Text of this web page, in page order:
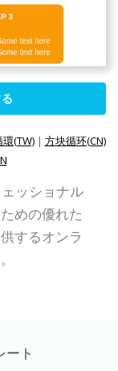
(TW)| 方块循环(CN)
ッショナル
めの優れた
するオンラ
ート